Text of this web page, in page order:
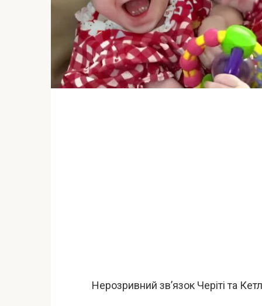
Нерозривний зв’язок Черіті та